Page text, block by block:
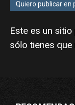
Quiero publicar en
Este es un
sólo tienes que